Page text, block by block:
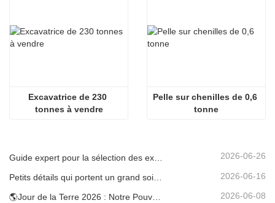
Excavatrice de 230
tonnes à vendre
Pelle sur chenilles de 0,6
tonne
2026-06-26
2026-06-16
2026-06-08